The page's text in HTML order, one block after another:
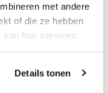
met andere
of die ze hebben
hun services.
Details tonen